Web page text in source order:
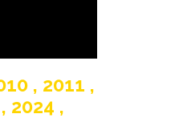
, 2011 ,
2024 ,